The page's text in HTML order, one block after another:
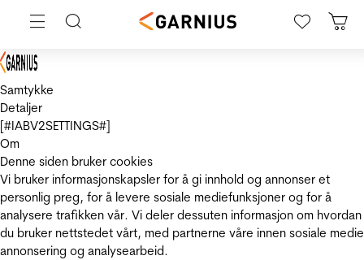
Samtykke
Detaljer
[#IABV2SETTINGS#]
Om
Denne siden bruker cookies
Vi bruker informasjonskapsler for å gi innhold og annonser et
personlig preg, for å levere sosiale mediefunksjoner og for å
analysere trafikken vår. Vi deler dessuten informasjon om hvordan
du bruker nettstedet vårt, med partnerne våre innen sosiale
annonsering og analysearbeid.